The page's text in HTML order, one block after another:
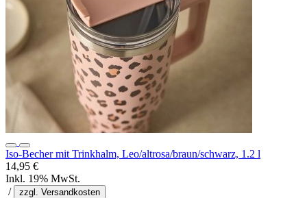
Iso-Becher mit Trinkhalm, Leo/altrosa/braun/schwarz, 1.2 l
14,95 €
Inkl. 19% MwSt.
/
zzgl. Versandkosten